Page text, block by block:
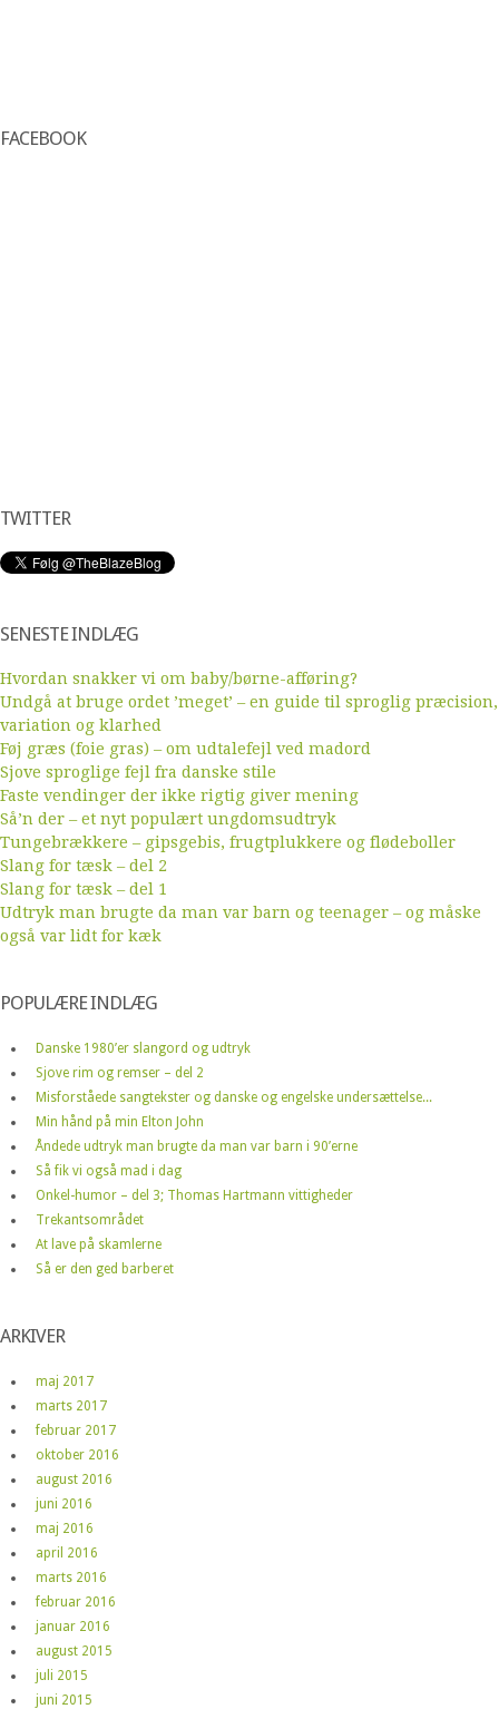
FACEBOOK
TWITTER
SENESTE INDLÆG
Hvordan snakker vi om baby/børne-afføring?
Undgå at bruge ordet ’meget’ – en guide til sproglig præcision,
variation og klarhed
Føj græs (foie gras) – om udtalefejl ved madord
Sjove sproglige fejl fra danske stile
Faste vendinger der ikke rigtig giver mening
Så’n der – et nyt populært ungdomsudtryk
Tungebrækkere – gipsgebis, frugtplukkere og flødeboller
Slang for tæsk – del 2
Slang for tæsk – del 1
Udtryk man brugte da man var barn og teenager – og måske
også var lidt for kæk
POPULÆRE INDLÆG
Danske 1980’er slangord og udtryk
Sjove rim og remser – del 2
Misforståede sangtekster og danske og engelske undersættelse...
Min hånd på min Elton John
Åndede udtryk man brugte da man var barn i 90’erne
Så fik vi også mad i dag
Onkel-humor – del 3; Thomas Hartmann vittigheder
Trekantsområdet
At lave på skamlerne
Så er den ged barberet
ARKIVER
maj 2017
marts 2017
februar 2017
oktober 2016
august 2016
juni 2016
maj 2016
april 2016
marts 2016
februar 2016
januar 2016
august 2015
juli 2015
juni 2015